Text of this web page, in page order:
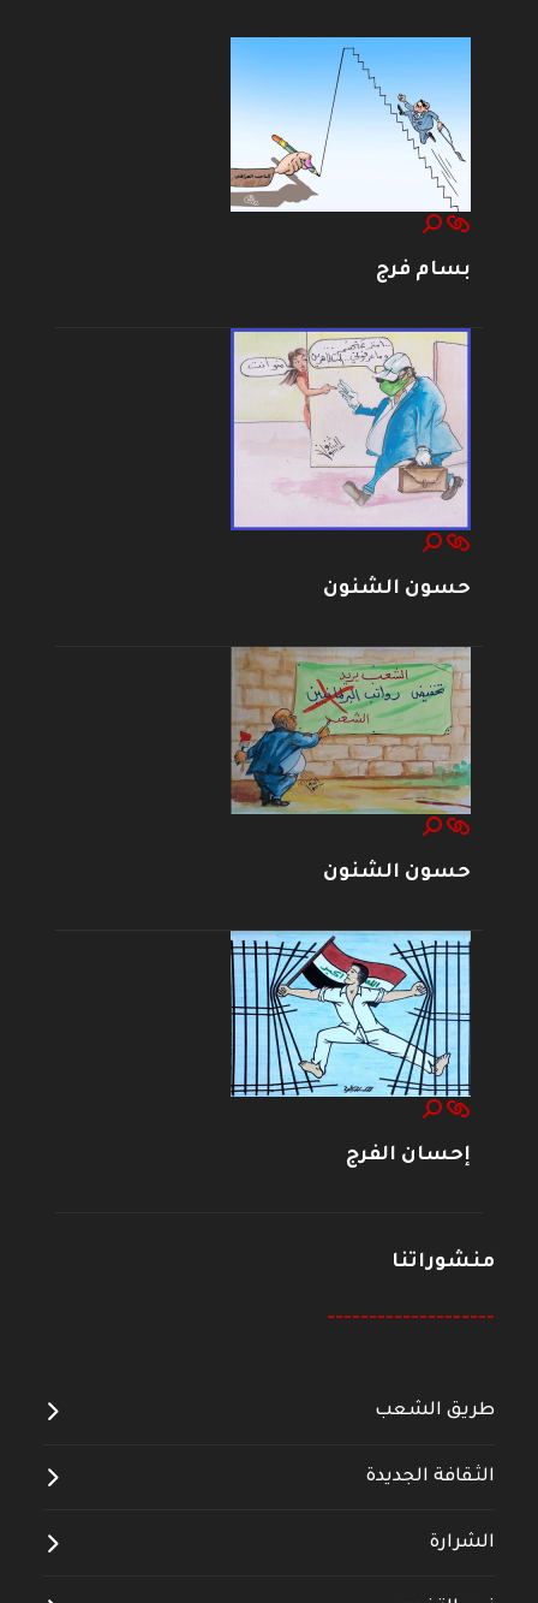
بسام فرج
حسون الشنون
حسون الشنون
إحسان الفرج
منشوراتنا
--------------------
طريق الشعب
الثقافة الجديدة
الشرارة